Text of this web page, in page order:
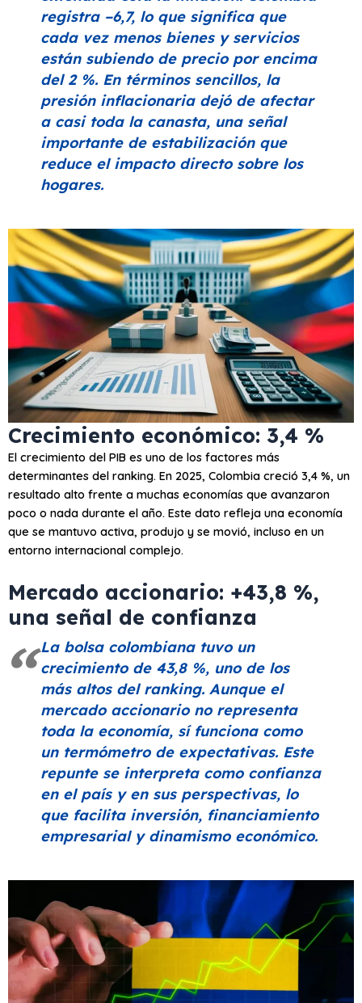
registra –6,7, lo que significa que
cada vez menos bienes y servicios
están subiendo de precio por encima
del 2 %. En términos sencillos, la
presión inflacionaria dejó de afectar
a casi toda la canasta, una señal
importante de estabilización que
reduce el impacto directo sobre los
hogares.
Crecimiento económico​​: 3,4 %
El crecimiento del PIB es uno de los factores más
determinantes del ranking. En 2025, Colombia creció 3,4 %, un
resultado alto frente a muchas economías que avanzaron
poco o nada durante el año. Este dato refleja una economía
que se mantuvo activa, produjo y se movió, incluso en un
entorno internacional complejo.
Mercado accionario: +43,8 %​,
una señal de confianza
La bolsa colombiana tuvo un
crecimiento de 43,8 %, uno de los
más altos del ranking. Aunque el
mercado accionario no representa
toda la economía, sí funciona como
un termómetro de expectativas. Este
repunte se interpreta como confianza
en el país y en sus perspectivas, lo
que facilita inversión, financiamiento
empresarial y dinamismo económico.